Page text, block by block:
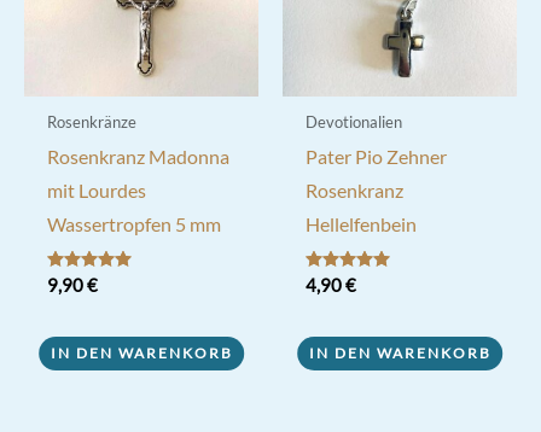
Rosenkränze
Rosenkranz Madonna
mit Lourdes
Wassertropfen 5 mm
Bewertet mit
5.00
9,90€
IN DEN WARENKORB
Devotionalien
Pater Pio Zehner
Rosenkranz
Hellelfenbein
Bewertet mit
5.00
4,90€
IN DEN WARENKORB